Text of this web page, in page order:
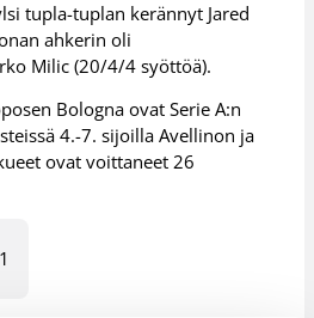
tupla-tuplan kerännyt Jared
ahkerin oli
Milic (20/4/4 syöttöä).
Bologna ovat Serie A:n
4.-7. sijoilla Avellinon ja
ovat voittaneet 26